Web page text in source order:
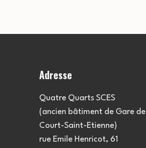
Adresse
Quatre Quarts SCES
(ancien bâtiment de Gare de
Court-Saint-Etienne)
rue Emile Henricot, 61